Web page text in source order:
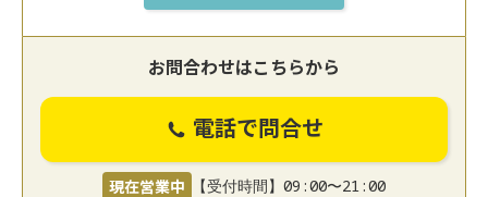
お問合わせはこちらから
電話で問合せ
現在営業中 【受付時間】09:00〜21:00